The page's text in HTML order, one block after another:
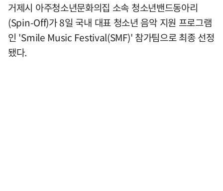
거제시 아주청소년문화의집 소속 청소년밴드동아리
(Spin-Off)가 8일 국내 대표 청소년 음악 지원 프로그램
인 'Smile Music Festival(SMF)' 참가팀으로 최종 선정
됐다.